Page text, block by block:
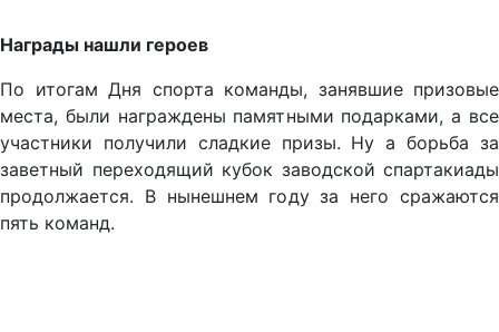
Награды нашли героев
По итогам Дня спорта команды, занявшие призовые
места, были награждены памятными подарками, а все
участники получили сладкие призы. Ну а борьба за
заветный переходящий кубок заводской спартакиады
продолжается. В нынешнем году за него сражаются
пять команд.